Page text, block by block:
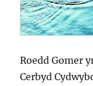
Roedd Gomer
Cerbyd